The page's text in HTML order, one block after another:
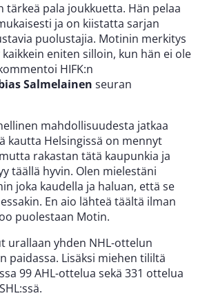
tärkeä pala joukkuetta. Hän pelaa
ja on kiistatta sarjan
puolustajia. Motinin merkitys
eniten silloin, kun hän ei ole
HIFK:n
Salmelainen seuran
mahdollisuudesta jatkaa
kautta Helsingissä on mennyt
rakastan tätä kaupunkia ja
täällä hyvin. Olen mielestäni
joka kaudella ja haluan, että se
En aio lähteä täältä ilman
puolestaan Motin.
urallaan yhden NHL-ottelun
paidassa. Lisäksi miehen tililtä
99 AHL-ottelua sekä 331 ottelua